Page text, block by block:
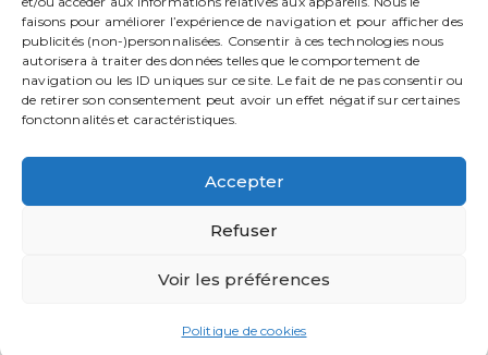
faisons pour améliorer l’expérience de navigation et pour afficher des
publicités (non-)personnalisées. Consentir à ces technologies nous
autorisera à traiter des données telles que le comportement de
navigation ou les ID uniques sur ce site. Le fait de ne pas consentir ou
de retirer son consentement peut avoir un effet négatif sur certaines
fonctonnalités et caractéristiques.
Accepter
Refuser
Voir les préférences
Politique de cookies